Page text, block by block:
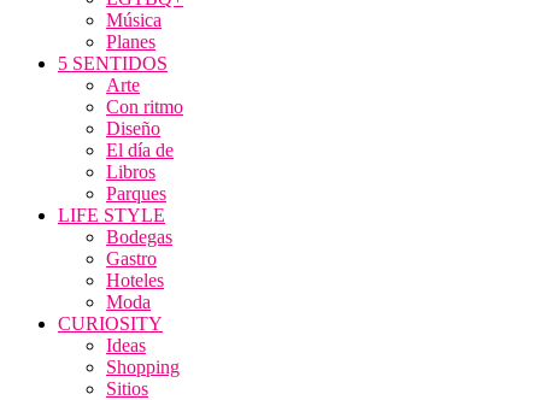
Música
Planes
5 SENTIDOS
Arte
Con ritmo
Diseño
El día de
Libros
Parques
LIFE STYLE
Bodegas
Gastro
Hoteles
Moda
CURIOSITY
Ideas
Shopping
Sitios